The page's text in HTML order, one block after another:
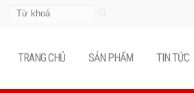
Tìm
TRANG CHỦ SẢN PHẨM TIN TỨC